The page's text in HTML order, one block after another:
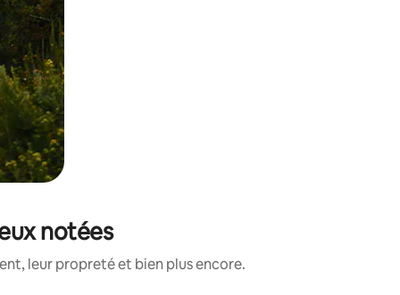
notées
leur propreté et bien plus encore.